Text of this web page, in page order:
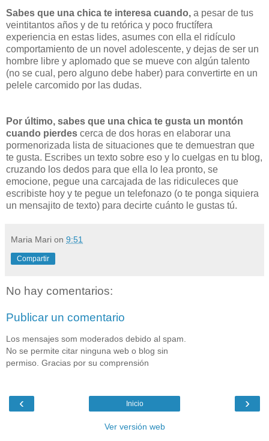
Sabes que una chica te interesa cuando, a pesar de tus
veintitantos años y de tu retórica y poco fructífera
experiencia en estas lides, asumes con ella el ridículo
comportamiento de un novel adolescente, y dejas de ser un
hombre libre y aplomado que se mueve con algún talento
(no se cual, pero alguno debe haber) para convertirte en un
pelele carcomido por las dudas.
Por último, sabes que una chica te gusta un montón
cuando pierdes cerca de dos horas en elaborar una
pormenorizada lista de situaciones que te demuestran que
te gusta. Escribes un texto sobre eso y lo cuelgas en tu blog,
cruzando los dedos para que ella lo lea pronto, se
emocione, pegue una carcajada de las ridiculeces que
escribiste hoy y te pegue un telefonazo (o te ponga siquiera
un mensajito de texto) para decirte cuánto le gustas tú.
Maria Mari on 9:51
Compartir
No hay comentarios:
Publicar un comentario
Los mensajes som moderados debido al spam.
No se permite citar ninguna web o blog sin
permiso. Gracias por su comprensión
‹ ›
Inicio
Ver versión web